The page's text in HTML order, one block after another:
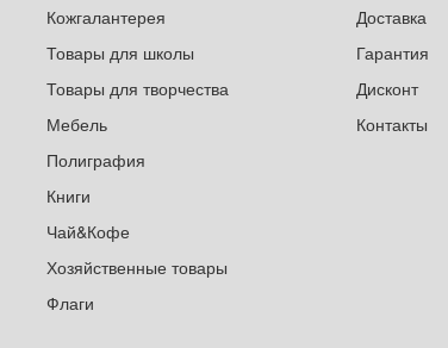
Кожгалантерея
Товары для школы
Товары для творчества
Мебель
Полиграфия
Книги
Чай&Кофе
Хозяйственные товары
Флаги
Доставка
Гарантия
Дисконт
Контакты